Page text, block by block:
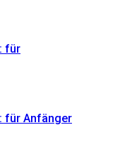
für
für Anfänger